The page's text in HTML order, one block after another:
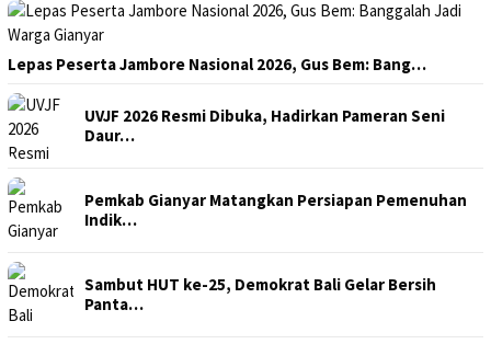
Lepas Peserta Jambore Nasional 2026, Gus Bem: Bang…
UVJF 2026 Resmi Dibuka, Hadirkan Pameran Seni
Daur…
Pemkab Gianyar Matangkan Persiapan Pemenuhan
Indik…
Sambut HUT ke-25, Demokrat Bali Gelar Bersih
Panta…